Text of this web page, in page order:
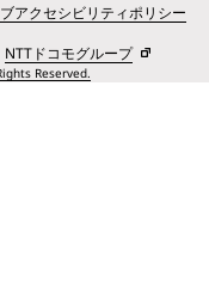
アクセシビリティポリシー
NTTドコモグループ
Reserved.